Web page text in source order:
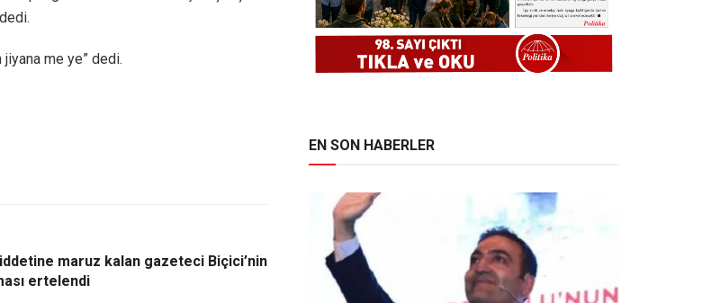
jiyana me ye” dedi.
maruz kalan gazeteci Biçici’nin
ertelendi
EN SON HABERLER